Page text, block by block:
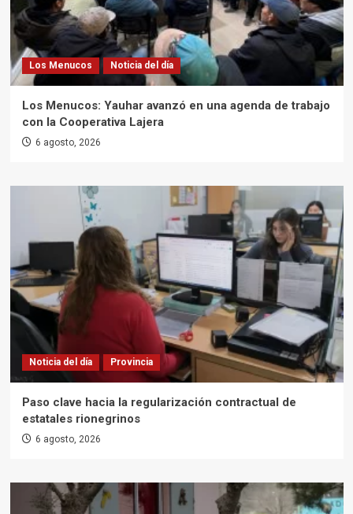
Los Menucos Noticia del día
Los Menucos: Yauhar avanzó en una agenda de trabajo
con la Cooperativa Lajera
6 agosto, 2026
Noticia del día Provincia
Paso clave hacia la regularización contractual de
estatales rionegrinos
6 agosto, 2026